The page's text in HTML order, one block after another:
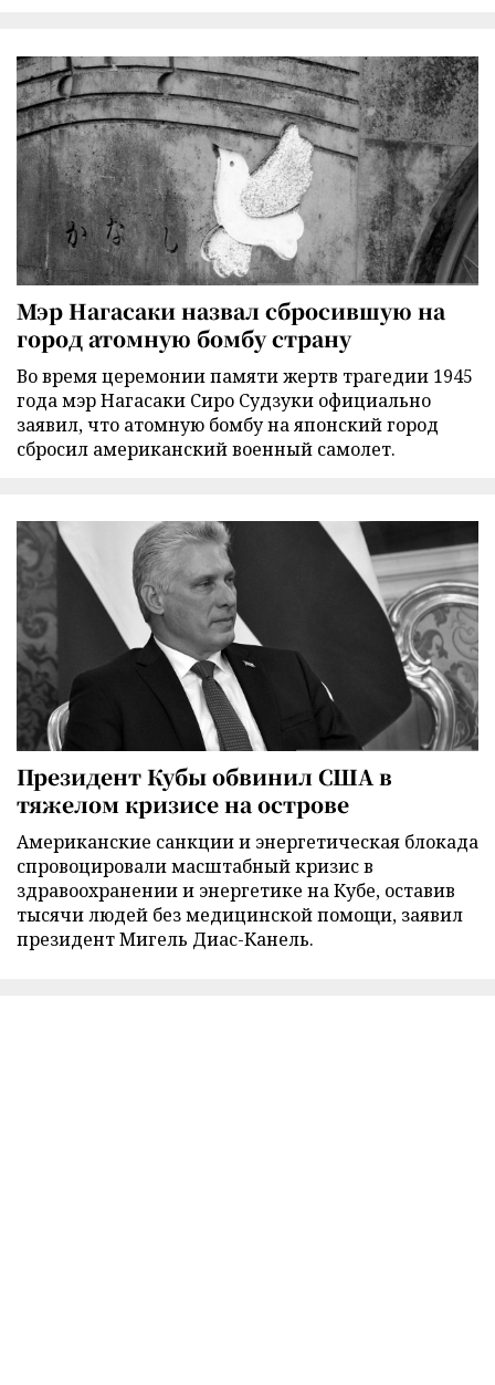
Мэр Нагасаки назвал сбросившую на
город атомную бомбу страну
Во время церемонии памяти жертв трагедии 1945
года мэр Нагасаки Сиро Судзуки официально
заявил, что атомную бомбу на японский город
сбросил американский военный самолет.
Президент Кубы обвинил США в
тяжелом кризисе на острове
Американские санкции и энергетическая блокада
спровоцировали масштабный кризис в
здравоохранении и энергетике на Кубе, оставив
тысячи людей без медицинской помощи, заявил
президент Мигель Диас-Канель.